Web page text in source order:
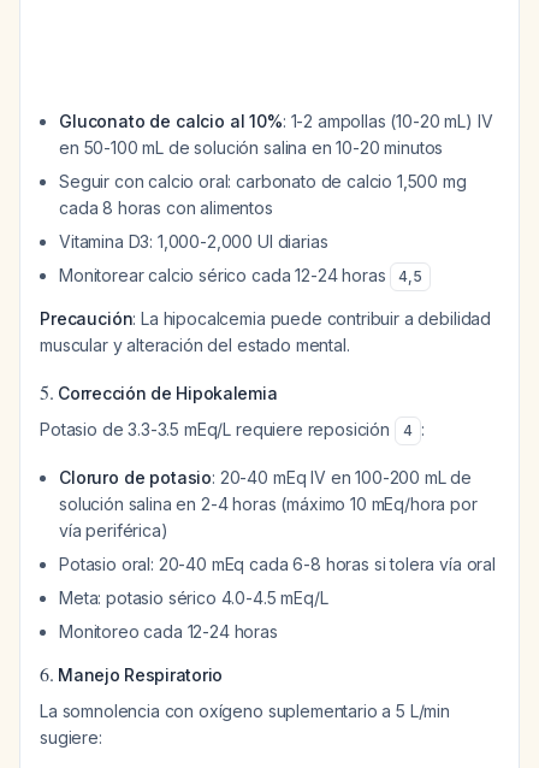
Gluconato de calcio al 10%: 1-2 ampollas (10-20 mL) IV
en 50-100 mL de solución salina en 10-20 minutos
Seguir con calcio oral: carbonato de calcio 1,500 mg
cada 8 horas con alimentos
Vitamina D3: 1,000-2,000 UI diarias
Monitorear calcio sérico cada 12-24 horas
4,5
Precaución: La hipocalcemia puede contribuir a debilidad
muscular y alteración del estado mental.
5. Corrección de Hipokalemia
Potasio de 3.3-3.5 mEq/L requiere reposición
4 :
Cloruro de potasio: 20-40 mEq IV en 100-200 mL de
solución salina en 2-4 horas (máximo 10 mEq/hora por
vía periférica)
Potasio oral: 20-40 mEq cada 6-8 horas si tolera vía oral
Meta: potasio sérico 4.0-4.5 mEq/L
Monitoreo cada 12-24 horas
6. Manejo Respiratorio
La somnolencia con oxígeno suplementario a 5 L/min
sugiere: